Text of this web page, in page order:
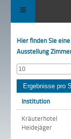
Hier finden Sie
Ausstellung
10
Institution
Kräuterhotel
Heidejäger